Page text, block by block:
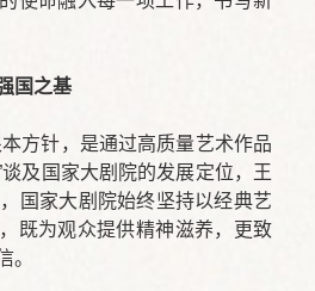
国之基
方针，是通过高质量艺术作品
及国家大剧院的发展定位，王
国家大剧院始终坚持以经典艺
既为观众提供精神滋养，更致
。